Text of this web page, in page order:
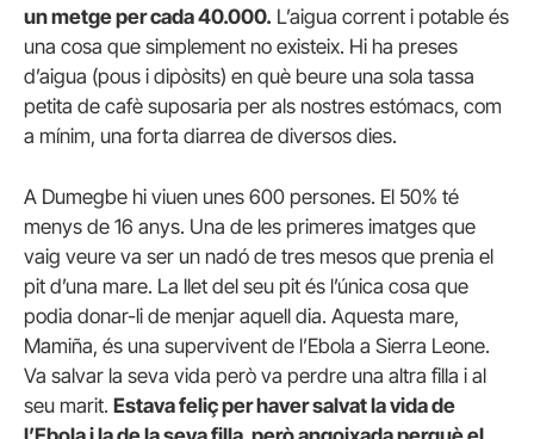
un metge per cada 40.000. L’aigua corrent i potable és
una cosa que simplement no existeix. Hi ha preses
d’aigua (pous i dipòsits) en què beure una sola tassa
petita de cafè suposaria per als nostres estómacs, com
a mínim, una forta diarrea de diversos dies.
A Dumegbe hi viuen unes 600 persones. El 50% té
menys de 16 anys. Una de les primeres imatges que
vaig veure va ser un nadó de tres mesos que prenia el
pit d’una mare. La llet del seu pit és l’única cosa que
podia donar-li de menjar aquell dia. Aquesta mare,
Mamiña, és una supervivent de l’Ebola a Sierra Leone.
Va salvar la seva vida però va perdre una altra filla i al
seu marit. Estava feliç per haver salvat la vida de